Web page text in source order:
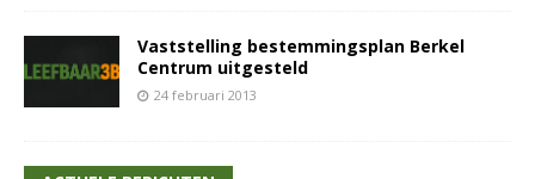
Vaststelling bestemmingsplan Berkel
Centrum uitgesteld
24 februari 2013